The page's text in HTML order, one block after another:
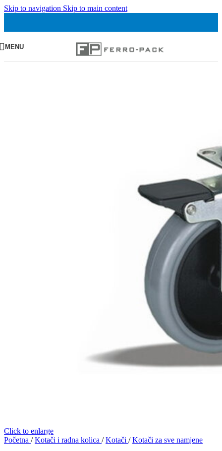
Skip to navigation Skip to main content
MENU
Click to enlarge
Početna / Kotači i radna kolica / Kotači / Kotači za sve namjene